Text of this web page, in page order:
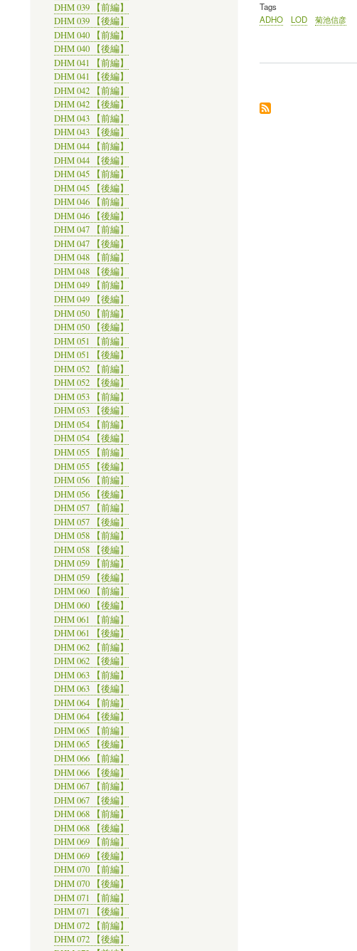
Tags
ADHO
LOD 菊池信彦
DHM 039 【前編】
DHM 039 【後編】
DHM 040 【前編】
DHM 040 【後編】
DHM 041 【前編】
DHM 041 【後編】
DHM 042 【前編】
DHM 042 【後編】
DHM 043 【前編】
DHM 043 【後編】
DHM 044 【前編】
DHM 044 【後編】
DHM 045 【前編】
DHM 045 【後編】
DHM 046 【前編】
DHM 046 【後編】
DHM 047 【前編】
DHM 047 【後編】
DHM 048 【前編】
DHM 048 【後編】
DHM 049 【前編】
DHM 049 【後編】
DHM 050 【前編】
DHM 050 【後編】
DHM 051 【前編】
DHM 051 【後編】
DHM 052 【前編】
DHM 052 【後編】
DHM 053 【前編】
DHM 053 【後編】
DHM 054 【前編】
DHM 054 【後編】
DHM 055 【前編】
DHM 055 【後編】
DHM 056 【前編】
DHM 056 【後編】
DHM 057 【前編】
DHM 057 【後編】
DHM 058 【前編】
DHM 058 【後編】
DHM 059 【前編】
DHM 059 【後編】
DHM 060 【前編】
DHM 060 【後編】
DHM 061 【前編】
DHM 061 【後編】
DHM 062 【前編】
DHM 062 【後編】
DHM 063 【前編】
DHM 063 【後編】
DHM 064 【前編】
DHM 064 【後編】
DHM 065 【前編】
DHM 065 【後編】
DHM 066 【前編】
DHM 066 【後編】
DHM 067 【前編】
DHM 067 【後編】
DHM 068 【前編】
DHM 068 【後編】
DHM 069 【前編】
DHM 069 【後編】
DHM 070 【前編】
DHM 070 【後編】
DHM 071 【前編】
DHM 071 【後編】
DHM 072 【前編】
DHM 072 【後編】